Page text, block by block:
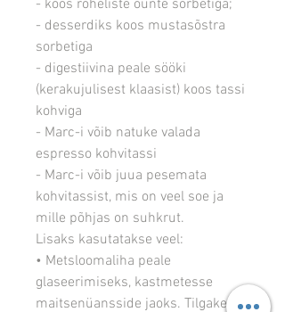
- koos roheliste õunte sorbetiga;
- desserdiks koos mustasõstra
sorbetiga
- digestiivina peale sööki
(kerakujulisest klaasist) koos tassi
kohviga
- Marc-i võib natuke valada
espresso kohvitassi
- Marc-i võib juua pesemata
kohvitassist, mis on veel soe ja
mille põhjas on suhkrut.
Lisaks kasutatakse veel:
• Metsloomaliha peale
glaseerimiseks, kastmetesse
maitsenüansside jaoks. Tilgake